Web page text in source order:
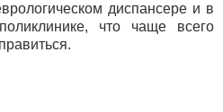
диспансере и в
что чаще всего